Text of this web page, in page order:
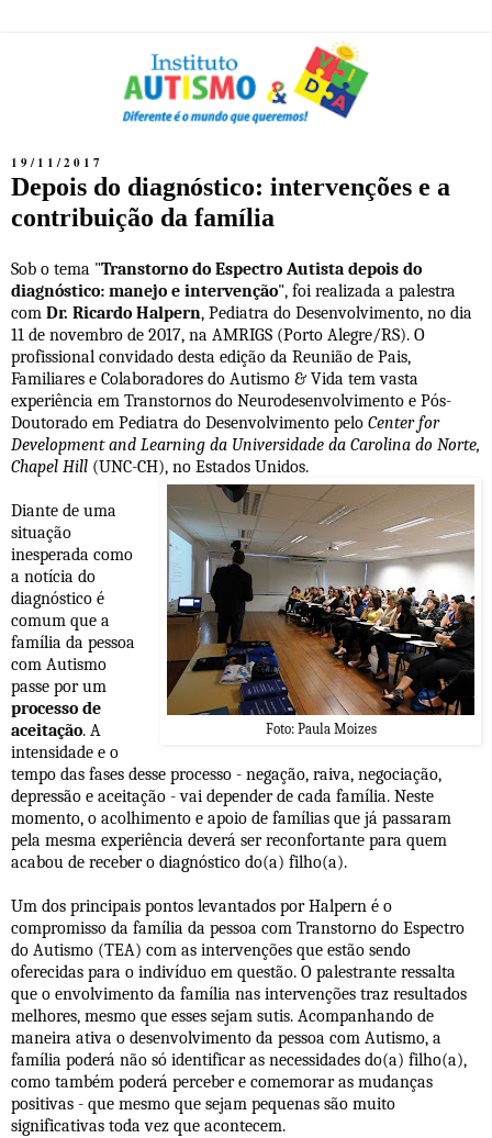
19/11/2017
Depois do diagnóstico: intervenções e a
contribuição da família
Sob o tema "Transtorno do Espectro Autista depois do
diagnóstico: manejo e intervenção", foi realizada a palestra
com Dr. Ricardo Halpern, Pediatra do Desenvolvimento, no dia
11 de novembro de 2017, na AMRIGS (Porto Alegre/RS). O
profissional convidado desta edição da Reunião de Pais,
Familiares e Colaboradores do Autismo & Vida tem vasta
experiência em Transtornos do Neurodesenvolvimento e Pós-
Doutorado em Pediatra do Desenvolvimento pelo Center for
Development and Learning da Universidade da Carolina do Norte,
Chapel Hill (UNC-CH), no Estados Unidos.
Foto: Paula Moizes
Diante de uma
situação
inesperada como
a notícia do
diagnóstico é
comum que a
família da pessoa
com Autismo
passe por um
processo de
aceitação. A
intensidade e o
tempo das fases desse processo - negação, raiva, negociação,
depressão e aceitação - vai depender de cada família. Neste
momento, o acolhimento e apoio de famílias que já passaram
pela mesma experiência deverá ser reconfortante para quem
acabou de receber o diagnóstico do(a) filho(a).
Um dos principais pontos levantados por Halpern é o
compromisso da família da pessoa com Transtorno do Espectro
do Autismo (TEA) com as intervenções que estão sendo
oferecidas para o indivíduo em questão. O palestrante ressalta
que o envolvimento da família nas intervenções traz resultados
melhores, mesmo que esses sejam sutis. Acompanhando de
maneira ativa o desenvolvimento da pessoa com Autismo, a
família poderá não só identificar as necessidades do(a) filho(a),
como também poderá perceber e comemorar as mudanças
positivas - que mesmo que sejam pequenas são muito
significativas toda vez que acontecem.